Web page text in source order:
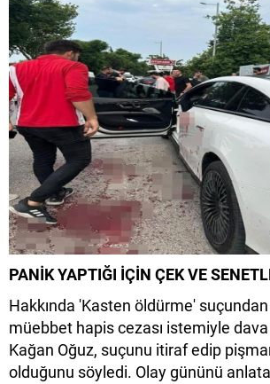
PANİK YAPTIĞI İÇİN ÇEK VE
Hakkında 'Kasten öldürme' suçundan
müebbet hapis cezası istemiyle dava
Kağan Oğuz, suçunu itiraf edip
olduğunu söyledi. Olay gününü